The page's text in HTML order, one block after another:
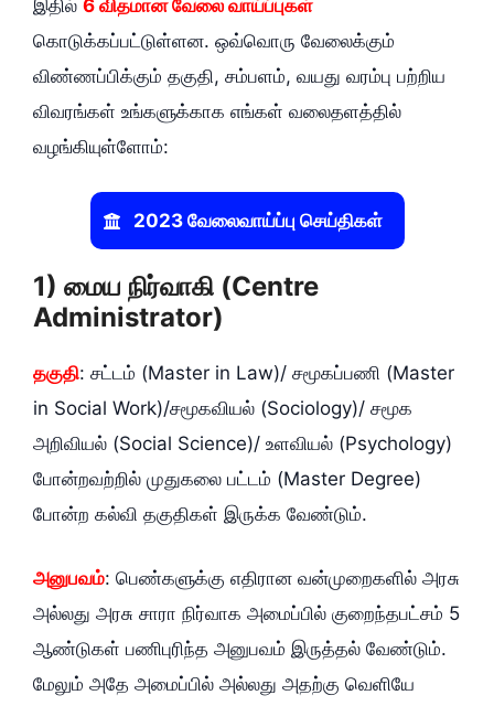
இதில்‌ 6 விதமான வேலை வாய்ப்புகள்‌
கொடுக்கப்பட்டுள்ளன. ஒவ்வொரு வேலைக்கும்‌
விண்ணப்பிக்கும்‌ தகுதி, சம்பளம்‌, வயது வரம்பு பற்றிய
விவரங்கள்‌ உங்களுக்காக எங்கள்‌ வலைதளத்தில்‌
வழங்கியுள்ளோம்‌:
2023 வேலைவாய்ப்பு செய்திகள்
1) மைய நிர்வாகி (Centre
Administrator)
தகுதி: சட்டம்‌ (Master in Law)/ சமூகப்பணி (Master
in Social Work)/சமூகவியல்‌ (Sociology)/ சமூக
அறிவியல்‌ (Social Science)/ உளவியல்‌ (Psychology)
போன்றவற்றில்‌ முதுகலை பட்டம்‌ (Master Degree)
போன்ற கல்வி தகுதிகள்‌ இருக்க வேண்டும்‌.
அனுபவம்‌: பெண்களுக்கு எதிரான வன்முறைகளில்‌ அரசு
அல்லது அரசு சாரா நிர்வாக அமைப்பில்‌ குறைந்தபட்சம்‌ 5
ஆண்டுகள்‌ பணிபுரிந்த அனுபவம்‌ இருத்தல்‌ வேண்டும்‌.
மேலும்‌ அதே அமைப்பில்‌ அல்லது அதற்கு வெளியே